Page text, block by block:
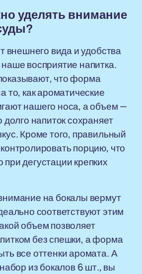
уделять внимание
внешнего вида и удобства
восприятие напитка.
что форма
то, как ароматические
нашего носа, а объем —
долго напиток сохраняет
Кроме того, правильный
порцию, что
дегустации крепких
на бокалы вермут
соответствуют этим
объем позволяет
без спешки, а форма
все оттенки аромата. А
из бокалов 6 шт., вы